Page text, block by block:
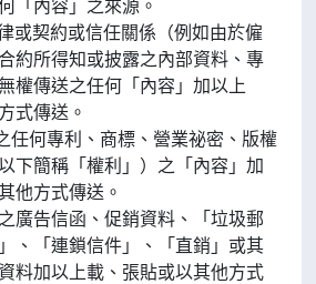
「內容」之來源。
或契約或信任關係（例如由於僱
約所得知或披露之內部資料、專
權傳送之任何「內容」加以上
式傳送。
任何專利、商標、營業祕密、版權
下簡稱「權利」）之「內容」加
他方式傳送。
廣告信函、促銷資料、「垃圾郵
、「連鎖信件」、「直銷」或其
料加以上載、張貼或以其他方式